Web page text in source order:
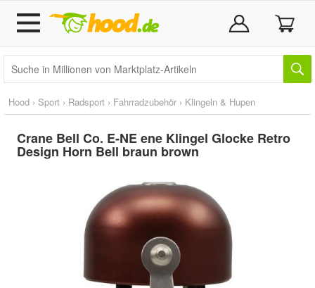
Hood › Sport › Radsport › Fahrradzubehör › Klingeln & Hupen
Crane Bell Co. E-NE ene Klingel Glocke Retro
Design Horn Bell braun brown